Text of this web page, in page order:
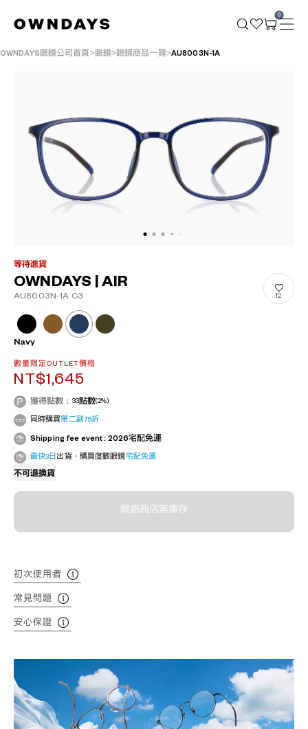
0
OWNDAYS眼鏡公司首頁 眼鏡 眼鏡商品一覽 AU8003N-1A
等待進貨
OWNDAYS | AIR
AU8003N-1A C3 12
Navy
數量限定OUTLET價格
NT$1,645
獲得點數： 33點數(2%)
同時購買第二副75折
Shipping fee event : 2026宅配免運
最快3日 出貨，購買度數眼鏡宅配免運
不可退換貨
網路商店無庫存
初次使用者
常見問題
安心保證